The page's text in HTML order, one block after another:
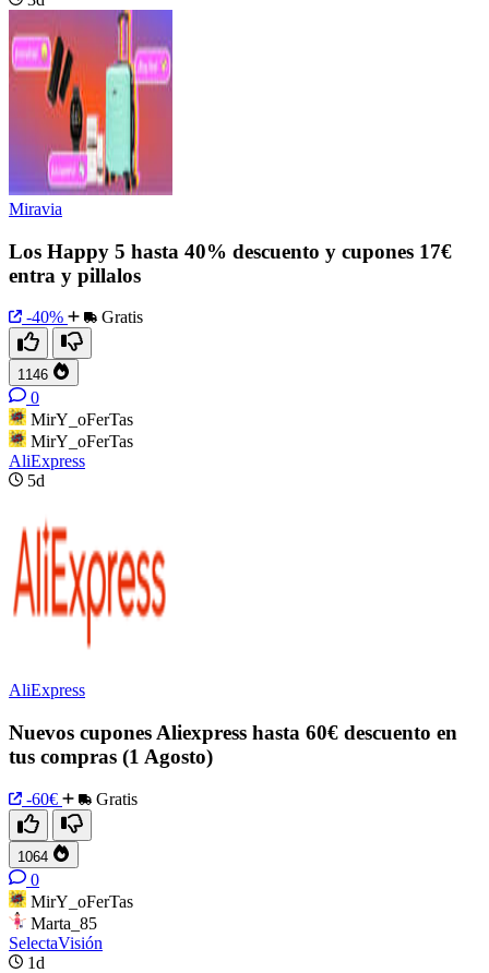
Miravia
Los Happy 5 hasta 40% descuento y cupones 17€
entra y pillalos
-40% Gratis
1146
0
MirY_oFerTas
MirY_oFerTas
AliExpress
5d
AliExpress
Nuevos cupones Aliexpress hasta 60€ descuento en
tus compras (1 Agosto)
-60€ Gratis
1064
0
MirY_oFerTas
Marta_85
SelectaVisión
1d